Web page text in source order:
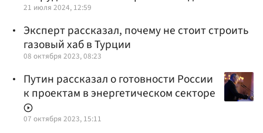
21 июля 2024, 12:59
Эксперт рассказал, почему не стоит строить
газовый хаб в Турции
08 октября 2023, 08:23
Путин рассказал о готовности России
к проектам в энергетическом секторе
07 октября 2023, 15:11